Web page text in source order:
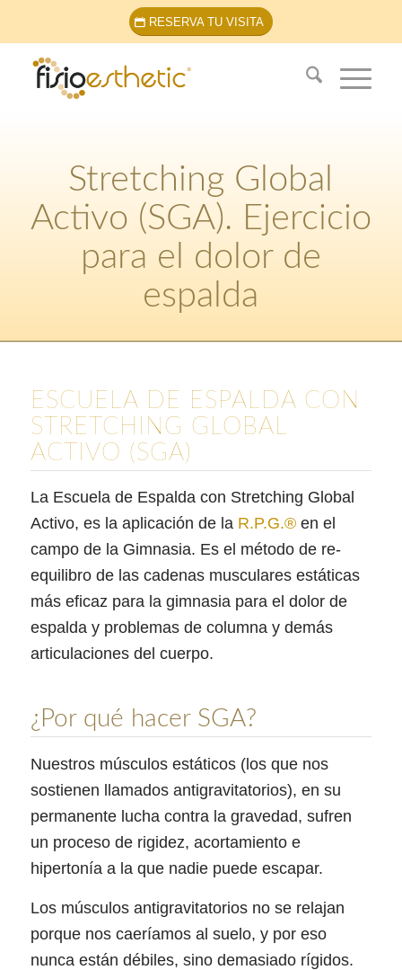
RESERVA TU VISITA
Stretching Global
Activo (SGA). Ejercicio
para el dolor de
espalda
ESCUELA DE ESPALDA CON
STRETCHING GLOBAL
ACTIVO (SGA)
La Escuela de Espalda con Stretching Global
Activo, es la aplicación de la R.P.G.®en el
campo de la Gimnasia. Es el método de re-
equilibro de las cadenas musculares estáticas
más eficaz para la gimnasia para el dolor de
espalda y problemas de columna y demás
articulaciones del cuerpo.
¿Por qué hacer SGA?
Nuestros músculos estáticos (los que nos
sostienen llamados antigravitatorios), en su
permanente lucha contra la gravedad, sufren
un proceso de rigidez, acortamiento e
hipertonía a la que nadie puede escapar.
Los músculos antigravitatorios no se relajan
porque nos caeríamos al suelo, y por eso
nunca están débiles, sino demasiado rígidos.